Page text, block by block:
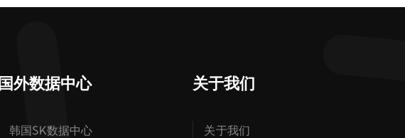
国外数据中心
韩国SK数据中心
关于我们
关于我们